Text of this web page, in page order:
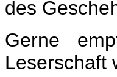
des
Gerne
Leserschaft